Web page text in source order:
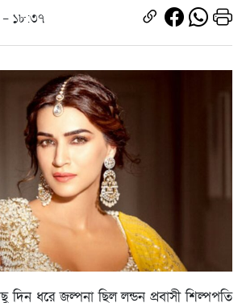
- ১৮:৩৭
ধরে জল্পনা ছিল লন্ডন প্রবাসী শিল্পপতি